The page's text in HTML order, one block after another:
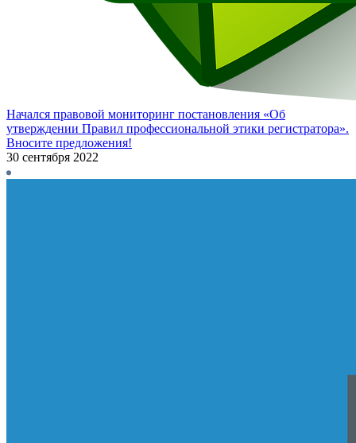
Начался правовой мониторинг постановления «Об
утверждении Правил профессиональной этики регистратора».
Вносите предложения!
30 сентября 2022